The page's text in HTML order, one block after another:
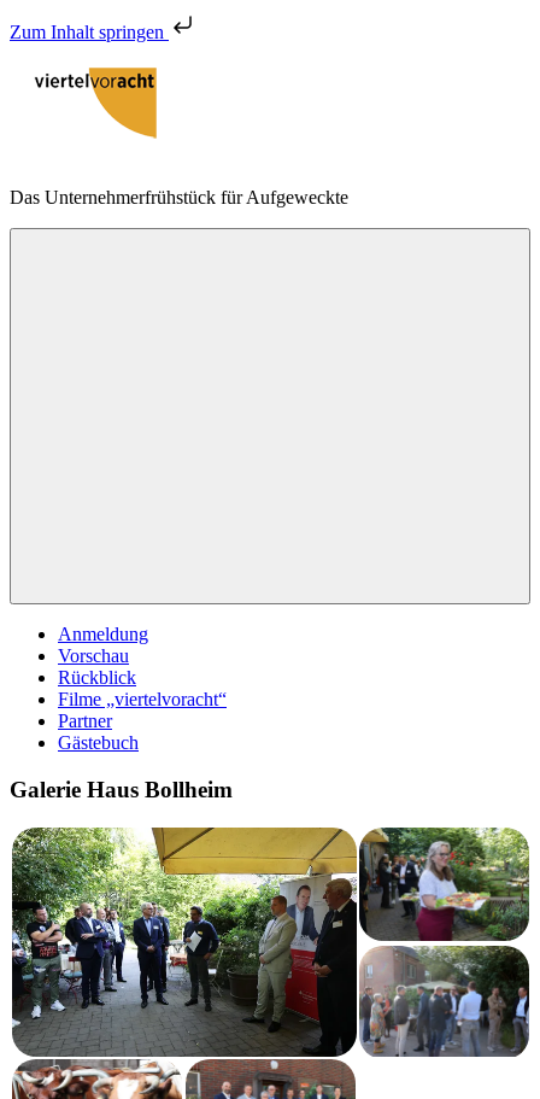
Zum Inhalt springen
Inhalt
viertelvoracht
Das Unternehmerfrühstück für Aufgeweckte
Anmeldung
Vorschau
Rückblick
Filme „viertelvoracht“
Partner
Gästebuch
Galerie Haus Bollheim